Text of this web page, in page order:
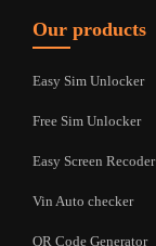
Our products
Easy Sim Unlocker
Free Sim Unlocker
Easy Screen Recoder
Vin Auto checker
QR Code Generator